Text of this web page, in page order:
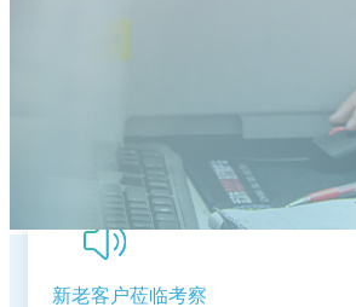
新老客户莅临考察
正规合法的网赌网站关于调整
正规合法的网赌网站关于开展"
医疗服务项目的价格公示
【重要通知】正规的网赌网站
费标准调整为三级医院标准
关于美容整形类医疗服务价格公
复盘蓄力提质 深耕护理服务｜
年度护理管理委员会首次工作
我院第十期临床思享会圆满结